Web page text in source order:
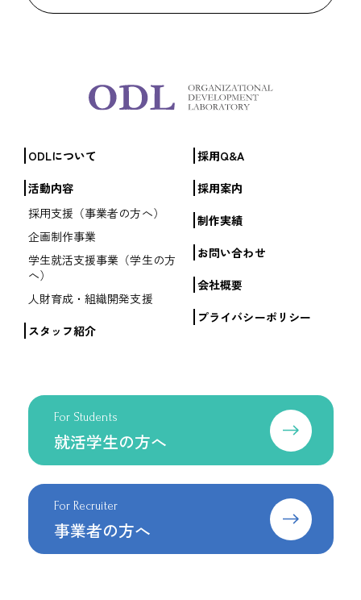
ODLについて
活動内容
採用支援（事業者の方へ）
企画制作事業
学生就活支援事業（学生の方
へ）
人財育成・組織開発支援
スタッフ紹介
採用Q&A
採用案内
制作実績
お問い合わせ
会社概要
プライバシーポリシー
For Students
就活学生の方へ
For Recruiter
事業者の方へ